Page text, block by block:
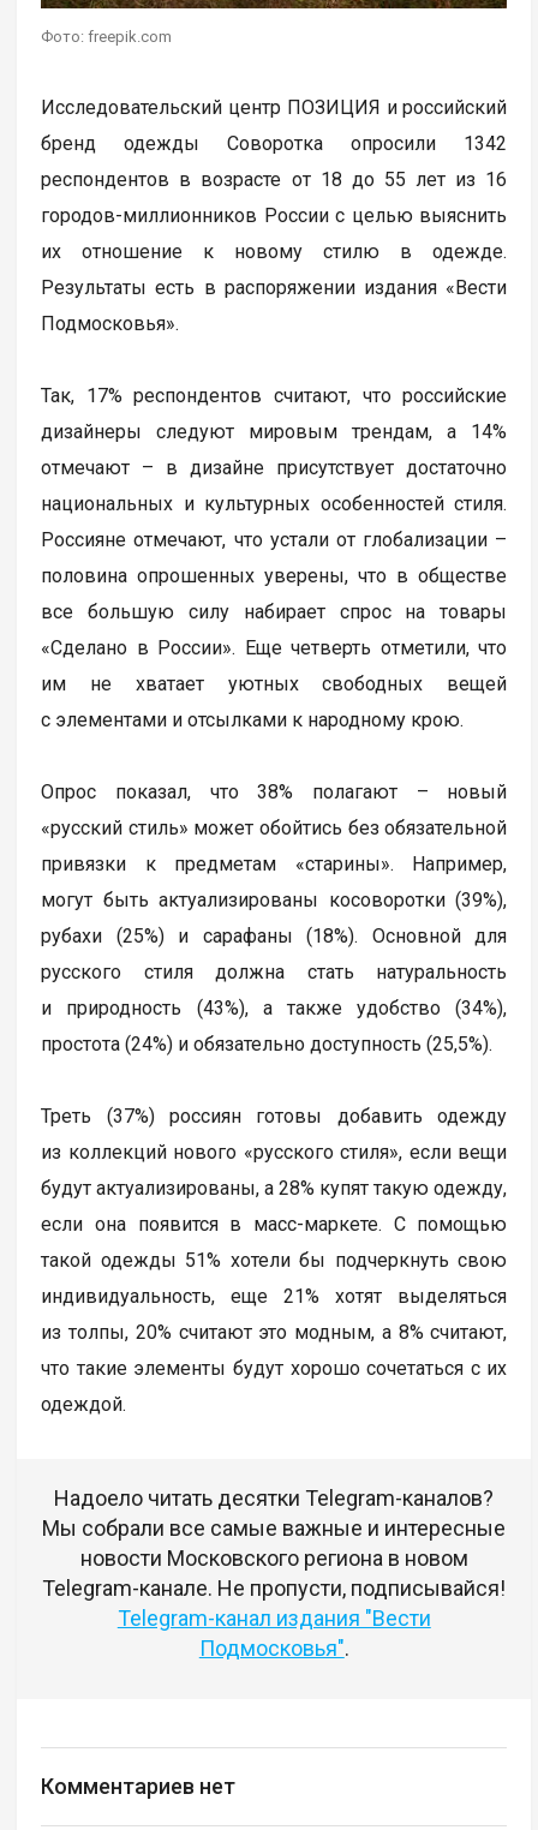
Фото: freepik.com
Исследовательский центр ПОЗИЦИЯ и российский
бренд одежды Соворотка опросили 1342
респондентов в возрасте от 18 до 55 лет из 16
городов-миллионников России с целью выяснить
их отношение к новому стилю в одежде.
Результаты есть в распоряжении издания «Вести
Подмосковья».
Так, 17% респондентов считают, что российские
дизайнеры следуют мировым трендам, а 14%
отмечают – в дизайне присутствует достаточно
национальных и культурных особенностей стиля.
Россияне отмечают, что устали от глобализации –
половина опрошенных уверены, что в обществе
все большую силу набирает спрос на товары
«Сделано в России». Еще четверть отметили, что
им не хватает уютных свободных вещей
с элементами и отсылками к народному крою.
Опрос показал, что 38% полагают – новый
«русский стиль» может обойтись без обязательной
привязки к предметам «старины». Например,
могут быть актуализированы косоворотки (39%),
рубахи (25%) и сарафаны (18%). Основной для
русского стиля должна стать натуральность
и природность (43%), а также удобство (34%),
простота (24%) и обязательно доступность (25,5%).
Треть (37%) россиян готовы добавить одежду
из коллекций нового «русского стиля», если вещи
будут актуализированы, а 28% купят такую одежду,
если она появится в масс-маркете. С помощью
такой одежды 51% хотели бы подчеркнуть свою
индивидуальность, еще 21% хотят выделяться
из толпы, 20% считают это модным, а 8% считают,
что такие элементы будут хорошо сочетаться с их
одеждой.
Надоело читать десятки Telegram-каналов?
Мы собрали все самые важные и интересные
новости Московского региона в новом
Telegram-канале. Не пропусти, подписывайся!
Telegram-канал издания "Вести
Подмосковья".
Комментариев нет